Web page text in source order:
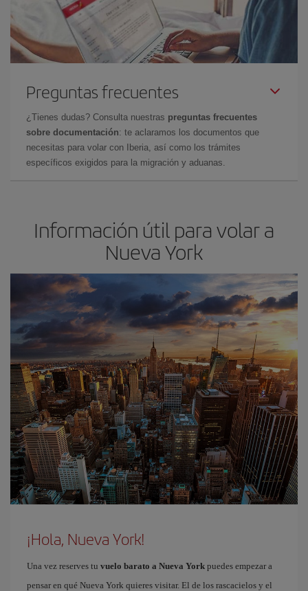
Preguntas frecuentes
¿Tienes dudas? Consulta nuestras preguntas frecuentes
sobre documentación: te aclaramos los documentos que
necesitas para volar con Iberia, así como los trámites
específicos exigidos para la migración y aduanas.
Información útil para volar a
Nueva York
¡Hola, Nueva York!
Una vez reserves tu vuelo barato a Nueva York puedes empezar a
pensar en qué Nueva York quieres visitar. El de los rascacielos y el